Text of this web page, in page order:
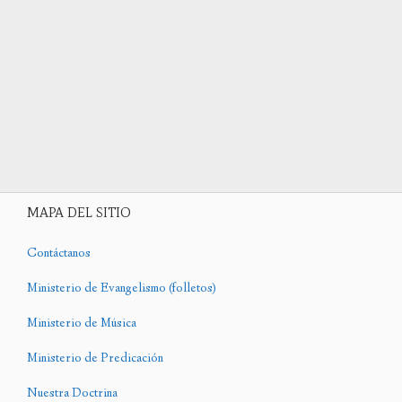
MAPA DEL SITIO
Contáctanos
Ministerio de Evangelismo (folletos)
Ministerio de Música
Ministerio de Predicación
Nuestra Doctrina